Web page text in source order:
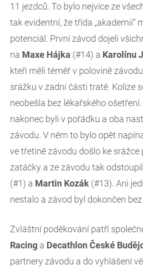
11 jezdců. To bylo nejvíce ze
tak evidentní, že třída „akademií“
potenciál. První závod dojeli
na Maxe Hájka (#14) a Karolínu
kteří měli téměř v polovině
srážku v zadní části tratě. Kolize
neobešla bez lékařského
nakonec byli v pořádku a oba
závodu. V něm to bylo opět
ve třetině závodu došlo ke srážce
zatáčky a ze závodu tak odstoupil
(#1) a Martin Kozák (#13). Ani
nestalo a závod byl dokončen
Zvláštní poděkování patří
Racing a Decathlon České
partnery závodu a do vyhlášení